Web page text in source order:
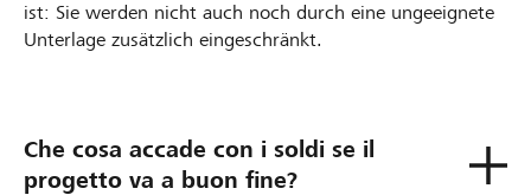
ist: Sie werden nicht auch noch durch eine ungeeignete
Unterlage zusätzlich eingeschränkt.
Che cosa accade con i soldi se il
progetto va a buon fine?